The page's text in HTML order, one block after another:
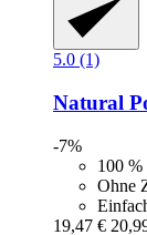
5.0 (1)
Natural
-7%
100
Ohne
19,47 €